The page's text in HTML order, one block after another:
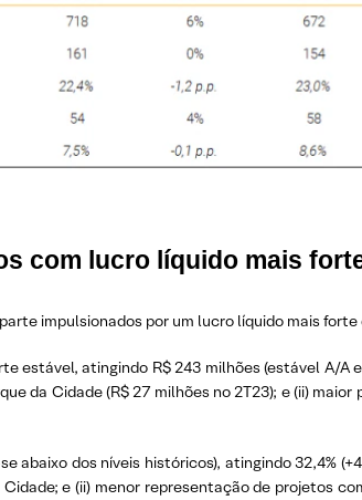
com lucro líquido mais
impulsionados por um lucro líquido mais forte
estável, atingindo R$ 243 milhões (estável A/A
da Cidade (R$ 27 milhões no 2T23); e (ii)
dos níveis históricos), atingindo 32,4%
e (ii) menor representação de projetos